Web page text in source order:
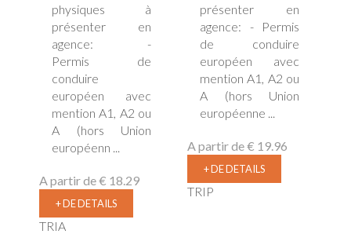
physiques à
présenter en
agence: -
Permis de
conduire
européen avec
mention A1, A2 ou
A (hors Union
européenn ...
A partir de€ 18.29
+ DE DETAILS
TRIA
présenter en
agence: - Permis
de conduire
européen avec
mention A1, A2 ou
A (hors Union
européenne ...
A partir de€ 19.96
+ DE DETAILS
TRIP